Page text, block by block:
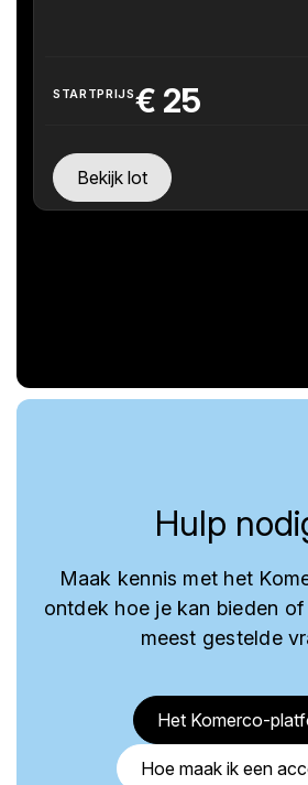
STARTPRIJS€ 25
Bekijk lot
Hulp
Maak kennis met het
ontdek hoe je kan bieden
meest gestelde
Het Komerco-
Hoe maak ik een